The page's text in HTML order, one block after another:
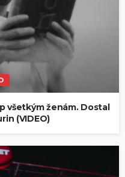
všetkým ženám. Dostal
(VIDEO)